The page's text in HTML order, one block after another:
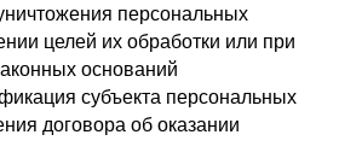
персональных
целей их обработки или при
оснований
субъекта персональных
договора об оказании